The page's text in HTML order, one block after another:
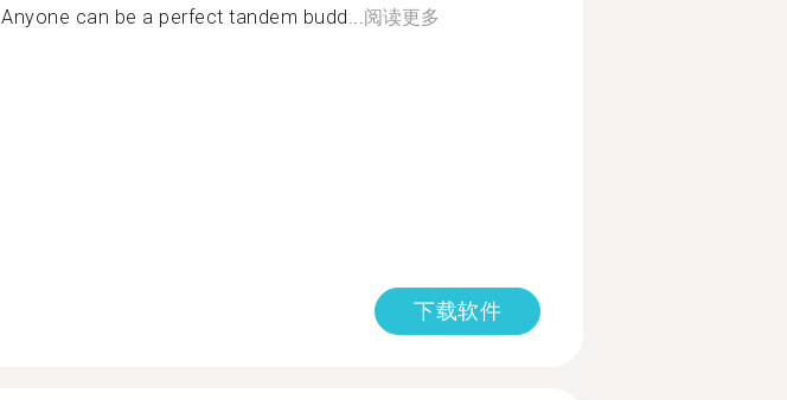
Anyone can be a perfect tandem budd...阅读更多
下载软件